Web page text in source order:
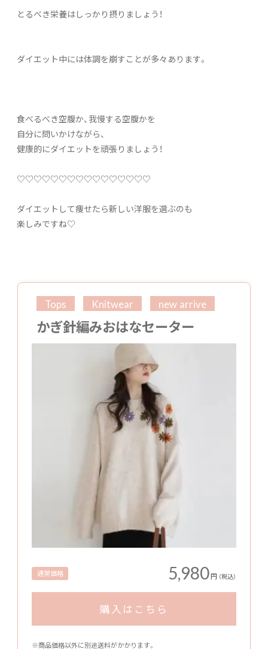
とるべき栄養はしっかり摂りましょう！
ダイエット中には体調を崩すことが多々あります。
食べるべき空腹か、我慢する空腹かを
自分に問いかけながら、
健康的にダイエットを頑張りましょう！
♡♡♡♡♡♡♡♡♡♡♡♡♡♡♡♡
ダイエットして痩せたら新しい洋服を選ぶのも
楽しみですね♡
Tops Knitwear new arrive
かぎ針編みおはなセーター
通常価格 5,980円 （税込）
購入はこちら
※商品価格以外に別途送料がかかります。